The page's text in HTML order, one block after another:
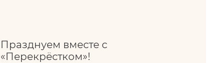
Празднуем вместе с
«Перекрёстком»!